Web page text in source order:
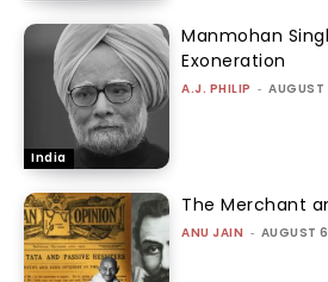
India
Manmohan
Exoneration
A.J. PHILIP -
The Merchant
ANU JAIN - AUGUST